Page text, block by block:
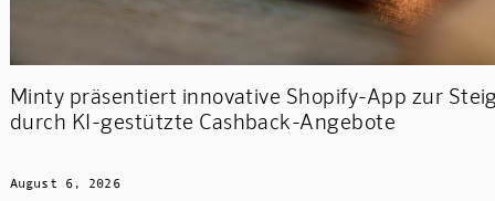
Minty präsentiert innovative Shopify-App zur
durch KI-gestützte Cashback-Angebote
August 6, 2026